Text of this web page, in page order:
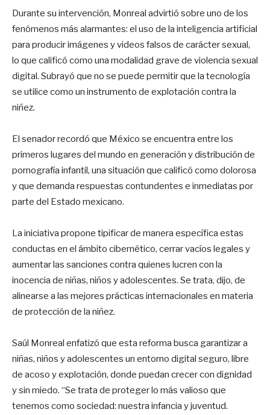
Durante su intervención, Monreal advirtió sobre uno de los
fenómenos más alarmantes: el uso de la inteligencia artificial
para producir imágenes y videos falsos de carácter sexual,
lo que calificó como una modalidad grave de violencia sexual
digital. Subrayó que no se puede permitir que la tecnología
se utilice como un instrumento de explotación contra la
niñez.
El senador recordó que México se encuentra entre los
primeros lugares del mundo en generación y distribución de
pornografía infantil, una situación que calificó como dolorosa
y que demanda respuestas contundentes e inmediatas por
parte del Estado mexicano.
La iniciativa propone tipificar de manera específica estas
conductas en el ámbito cibernético, cerrar vacíos legales y
aumentar las sanciones contra quienes lucren con la
inocencia de niñas, niños y adolescentes. Se trata, dijo, de
alinearse a las mejores prácticas internacionales en materia
de protección de la niñez.
Saúl Monreal enfatizó que esta reforma busca garantizar a
niñas, niños y adolescentes un entorno digital seguro, libre
de acoso y explotación, donde puedan crecer con dignidad
y sin miedo. “Se trata de proteger lo más valioso que
tenemos como sociedad: nuestra infancia y juventud.